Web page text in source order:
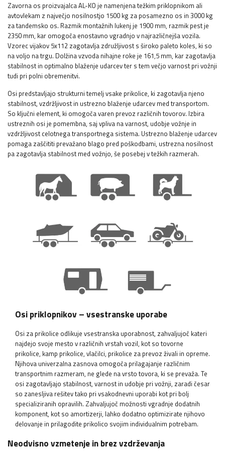
Zavorna os proizvajalca AL-KO je namenjena težkim priklopnikom ali
avtovlekam z največjo nosilnostjo 1500 kg za posamezno os in 3000 kg
za tandemsko os. Razmik montažnih lukenj je 1900 mm, razmik pest je
2350 mm, kar omogoča enostavno vgradnjo v najrazličnejša vozila.
Vzorec vijakov 5x112 zagotavlja združljivost s široko paleto koles, ki so
na voljo na trgu. Dolžina vzvoda nihajne roke je 161,5 mm, kar zagotavlja
stabilnost in optimalno blaženje udarcev ter s tem večjo varnost pri vožnji
tudi pri polni obremenitvi.
Osi predstavljajo strukturni temelj vsake prikolice, ki zagotavlja njeno
stabilnost, vzdržljivost in ustrezno blaženje udarcev med transportom.
So ključni element, ki omogoča varen prevoz različnih tovorov. Izbira
ustreznih osi je pomembna, saj vpliva na varnost, udobje vožnje in
vzdržljivost celotnega transportnega sistema. Ustrezno blaženje udarcev
pomaga zaščititi prevažano blago pred poškodbami, ustrezna nosilnost
pa zagotavlja stabilnost med vožnjo, še posebej v težkih razmerah.
Osi priklopnikov – vsestranske uporabe
Osi za prikolice odlikuje vsestranska uporabnost, zahvaljujoč kateri
najdejo svoje mesto v različnih vrstah vozil, kot so tovorne
prikolice, kamp prikolice, vlačilci, prikolice za prevoz živali in opreme.
Njihova univerzalna zasnova omogoča prilagajanje različnim
transportnim razmeram, ne glede na vrsto tovora, ki se prevaža. Te
osi zagotavljajo stabilnost, varnost in udobje pri vožnji, zaradi česar
so zanesljiva rešitev tako pri vsakodnevni uporabi kot pri bolj
specializiranih opravilih. Zahvaljujoč možnosti vgradnje dodatnih
komponent, kot so amortizerji, lahko dodatno optimizirate njihovo
delovanje in prilagodite prikolico svojim individualnim potrebam.
Neodvisno vzmetenje in brez vzdrževanja